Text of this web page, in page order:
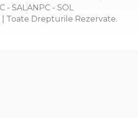
- SALANPC - SOL
Toate Drepturile Rezervate.